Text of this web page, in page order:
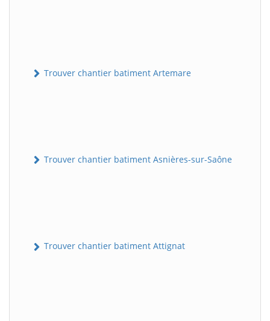
Trouver chantier batiment Artemare
Trouver chantier batiment Asnières-sur-Saône
Trouver chantier batiment Attignat